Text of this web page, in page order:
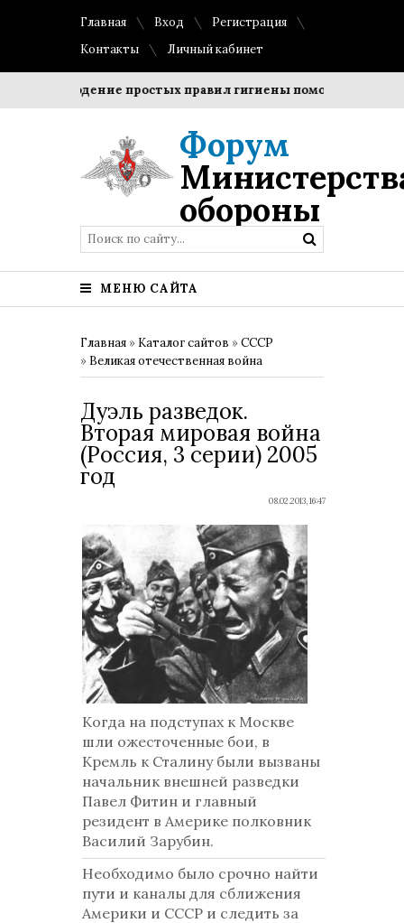
Главная Вход
Регистрация
Контакты
Личный кабинет
Соблюдение простых правил гигиены помогает
Форум
обороны
МЕНЮ САЙТА
Главная » Каталог сайтов »СССР
» Великая отечественная война
Дуэль разведок.
Вторая мировая война
(Россия, 3 серии) 2005
год
08.02.2013, 16:47
Когда на подступах к Москве
шли ожесточенные бои, в
Кремль к Сталину были вызваны
начальник внешней разведки
Павел Фитин и главный
резидент в Америке полковник
Василий Зарубин.
Необходимо было срочно найти
пути и каналы для сближения
Америки и СССР и следить за